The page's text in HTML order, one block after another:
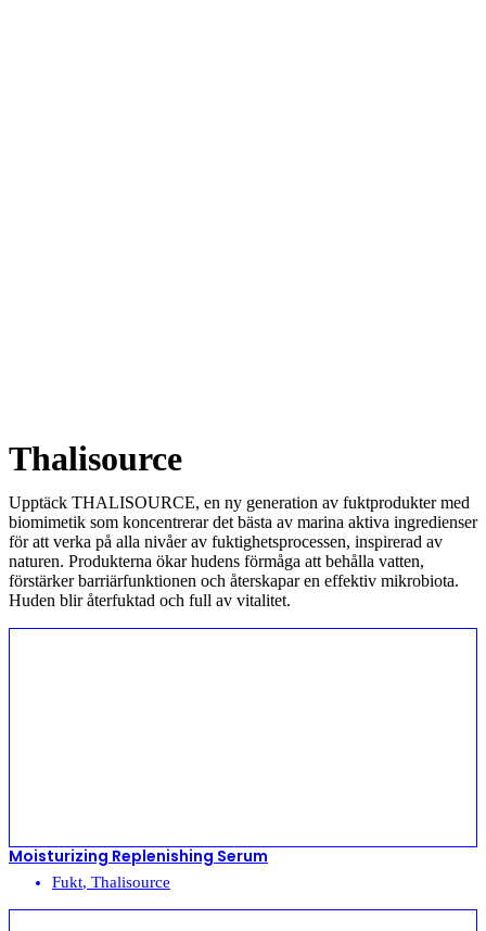
Thalisource
Upptäck THALISOURCE, en ny generation av fuktprodukter med
biomimetik som koncentrerar det bästa av marina aktiva ingredienser
för att verka på alla nivåer av fuktighetsprocessen, inspirerad av
naturen. Produkterna ökar hudens förmåga att behålla vatten,
förstärker barriärfunktionen och återskapar en effektiv mikrobiota.
Huden blir återfuktad och full av vitalitet.
Moisturizing Replenishing Serum
Fukt, Thalisource